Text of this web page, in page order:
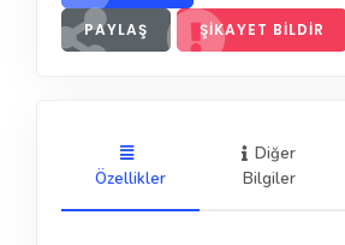
PAYLAŞ ŞIKAYET BILDIR
Özellikler
Diğer
Bilgiler